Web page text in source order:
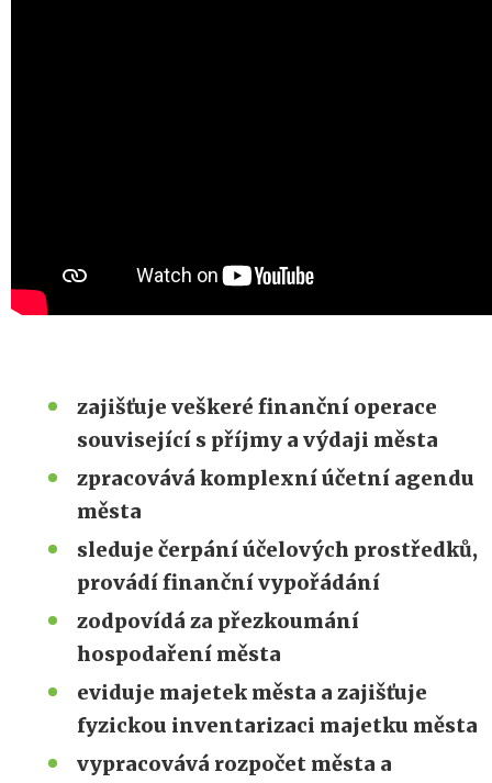
zajišťuje veškeré finanční operace
související s příjmy a výdaji města
zpracovává komplexní účetní agendu
města
sleduje čerpání účelových prostředků,
provádí finanční vypořádání
zodpovídá za přezkoumání
hospodaření města
eviduje majetek města a zajišťuje
fyzickou inventarizaci majetku města
vypracovává rozpočet města a